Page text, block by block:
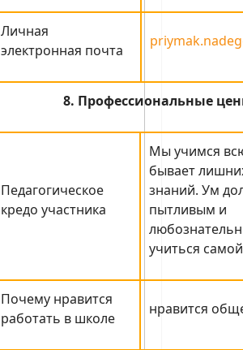
Личная
электронная почта
8. Профессиональные
Педагогическое
кредо участника
Мы учимся
бывает
знаний. Ум
пытливым и
учиться
Почему нравится
работать в школе
нравится